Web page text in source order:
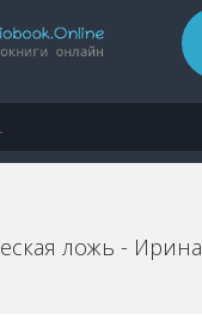
ложь - Ирина